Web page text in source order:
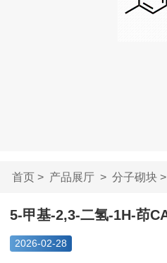
首页> 产品展厅> 分子砌块>
号：...
5-甲基-2,3-二氢-1H-茚
2026-02-28